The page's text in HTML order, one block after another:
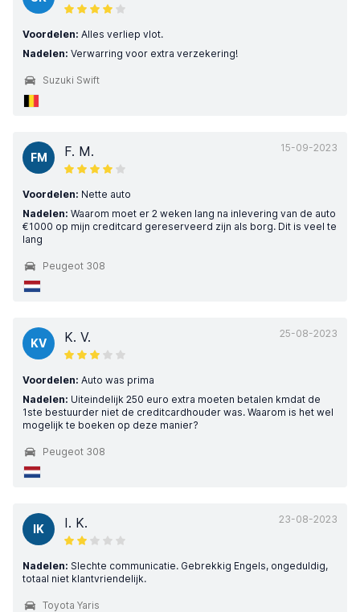
Voordelen: Alles verliep vlot.
Nadelen: Verwarring voor extra verzekering!
Suzuki Swift
15-09-2023
FM F. M.
Voordelen: Nette auto
Nadelen: Waarom moet er 2 weken lang na inlevering van de auto
€1000 op mijn creditcard gereserveerd zijn als borg. Dit is veel te
lang
Peugeot 308
25-08-2023
KV K. V.
Voordelen: Auto was prima
Nadelen: Uiteindelijk 250 euro extra moeten betalen kmdat de
1ste bestuurder niet de creditcardhouder was. Waarom is het wel
mogelijk te boeken op deze manier?
Peugeot 308
23-08-2023
IK I. K.
Nadelen: Slechte communicatie. Gebrekkig Engels, ongeduldig,
totaal niet klantvriendelijk.
Toyota Yaris